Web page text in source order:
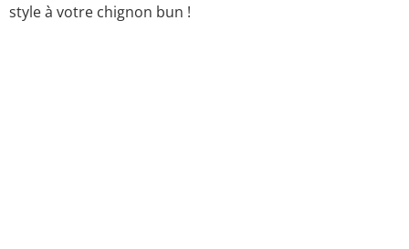
style à votre chignon bun !